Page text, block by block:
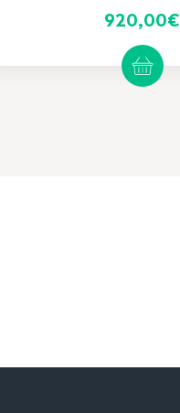
920,00€